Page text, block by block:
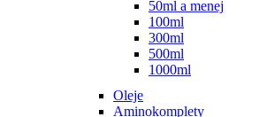
50ml a menej
100ml
300ml
500ml
1000ml
Oleje
Aminokomplety